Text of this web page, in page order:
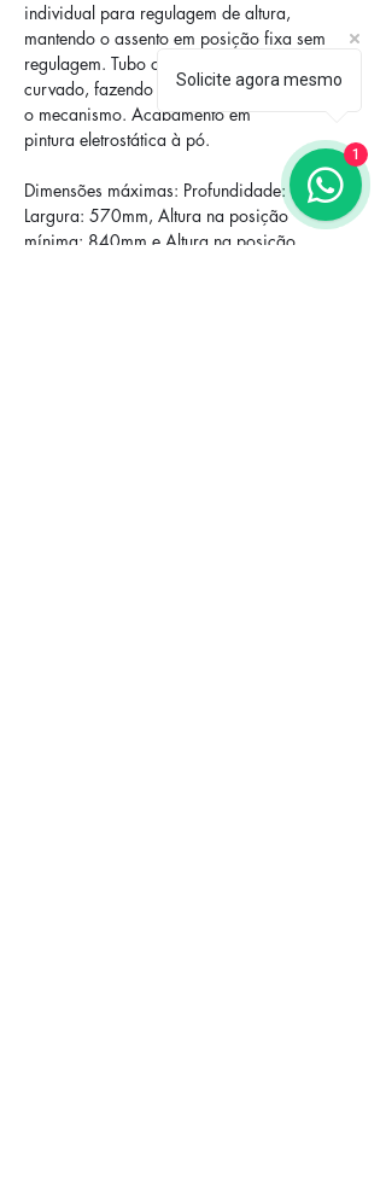
individual para regulagem de altura,
mantendo o assento em posição fixa sem
regulagem. Tubo oblongo 40x16mm,
curvado, fazendo a ligação do encosto com
o mecanismo. Acabamento em
pintura eletrostática à pó.
Dimensões máximas: Profundidade: 600mm,
Largura: 570mm, Altura na posição
mínima: 840mm e Altura na posição
Solicite agora mesmo
1